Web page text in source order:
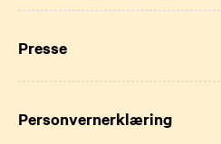
Presse
Personvernerklæring